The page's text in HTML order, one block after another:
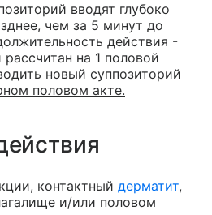
вводят глубоко
чем за 5 минут до
действия -
на 1 половой
новый суппозиторий
половом акте.
контактный дерматит,
и/или половом